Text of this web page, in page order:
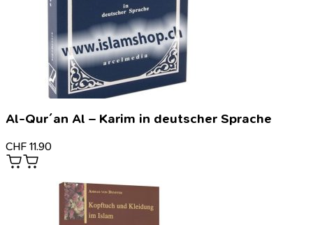
Al-Qur´an Al – Karim in deutscher Sprache
CHF 11.90